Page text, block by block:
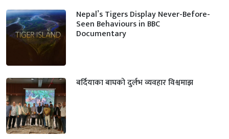
Nepal’s Tigers Display Never-Before-
Seen Behaviours in BBC
Documentary
बर्दियाका बाघको दुर्लभ व्यवहार विश्वमाझ